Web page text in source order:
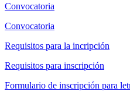
Convocatoria
Convocatoria
Requisitos para la incripción
Requisitos para inscripción
Formulario de inscripción para